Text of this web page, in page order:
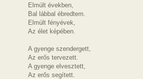
Elmúlt években,
Bal lábbal ébredtem.
Elmúlt fényévek,
Az élet képében.
A gyenge szendergett,
Az erős tervezett.
A gyenge elvesztett,
Az erős segített.